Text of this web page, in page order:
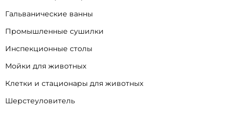
Гальванические ванны
Промышленные сушилки
Инспекционные столы
Мойки для животных
Клетки и стационары для животных
Шерстеуловитель